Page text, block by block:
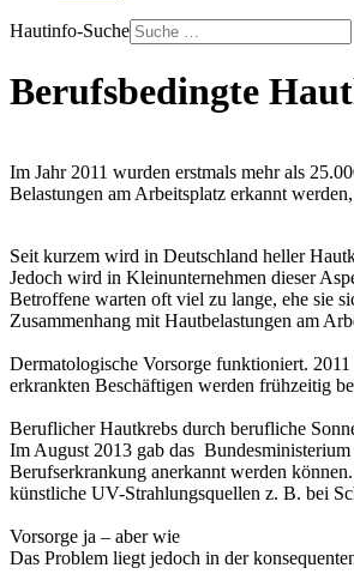
Hautinfo-Suche
Berufsbedingte
Im Jahr 2011 wurden erstmals mehr als
Belastungen am Arbeitsplatz erkannt
Seit kurzem wird in Deutschland heller
Jedoch wird in Kleinunternehmen dieser
Betroffene warten oft viel zu lange, ehe sie
Zusammenhang mit Hautbelastungen am
Dermatologische Vorsorge funktioniert.
erkrankten Beschäftigen werden frühzeitig
Beruflicher Hautkrebs durch berufliche
Im August 2013 gab das
Berufserkrankung anerkannt werden
künstliche UV-Strahlungsquellen z. B. bei
Vorsorge ja – aber wie
Das Problem liegt jedoch in der